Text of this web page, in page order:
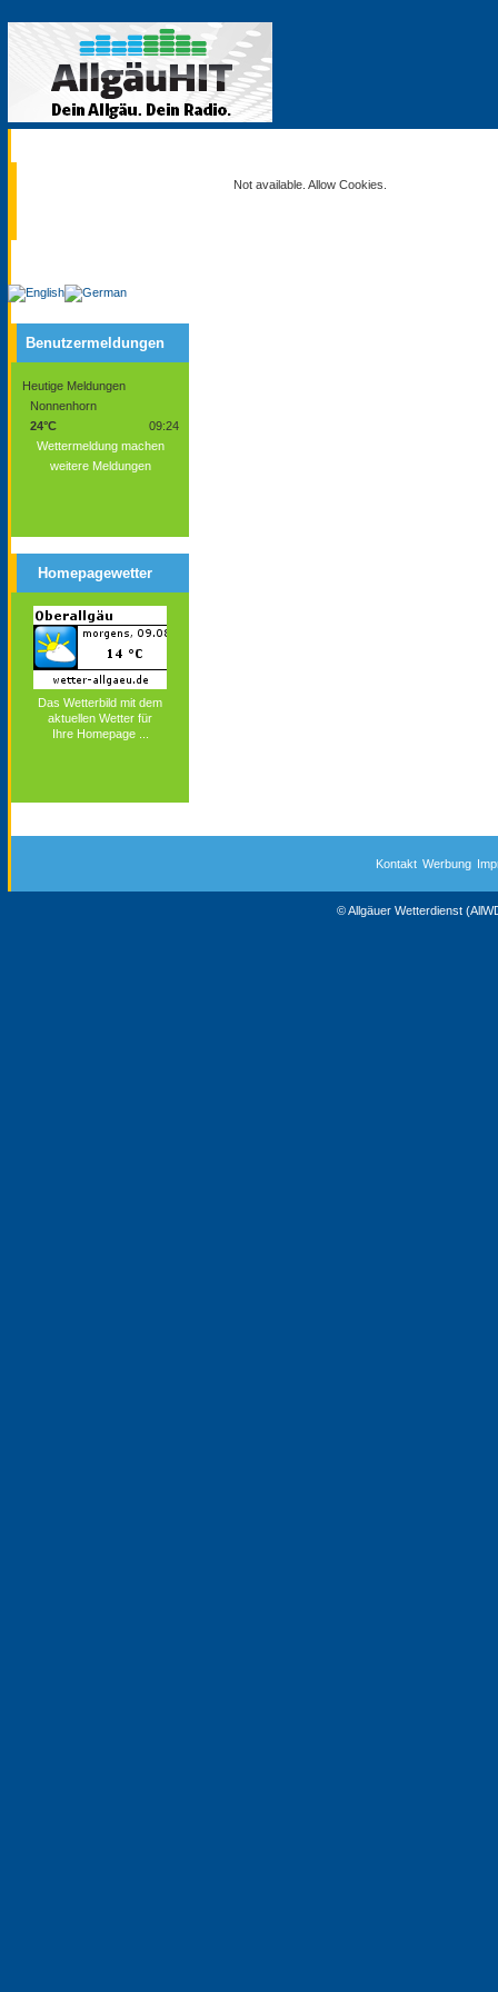
Benutzermeldungen
Heutige Meldungen
Nonnenhorn
24°C
09:24
Wettermeldung machen
weitere Meldungen
Homepagewetter
Das Wetterbild mit dem
aktuellen Wetter für
Ihre Homepage ...
Not available. Allow Cookies.
Kontakt Werbung
© Allgäuer Wetterdienst